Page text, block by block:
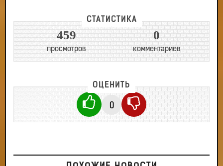
СТАТИСТИКА
459
просмотров
0
комментариев
ОЦЕНИТЬ
0